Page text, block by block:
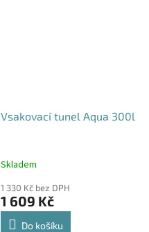
Vsakovací tunel Aqua 300l
Skladem
1 330 Kč bez DPH
1 609 Kč
Do košíku